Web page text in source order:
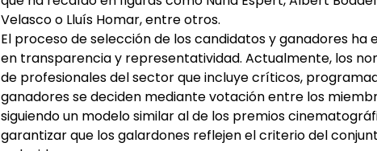
Velasco o Lluís Homar, entre otros.
El proceso de selección de los candidatos y ganadores
en transparencia y representatividad. Actualmente, los
de profesionales del sector que incluye críticos,
ganadores se deciden mediante votación entre los
siguiendo un modelo similar al de los premios
garantizar que los galardones reflejen el criterio del